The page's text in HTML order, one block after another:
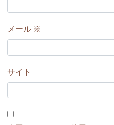
メール ※
サイト